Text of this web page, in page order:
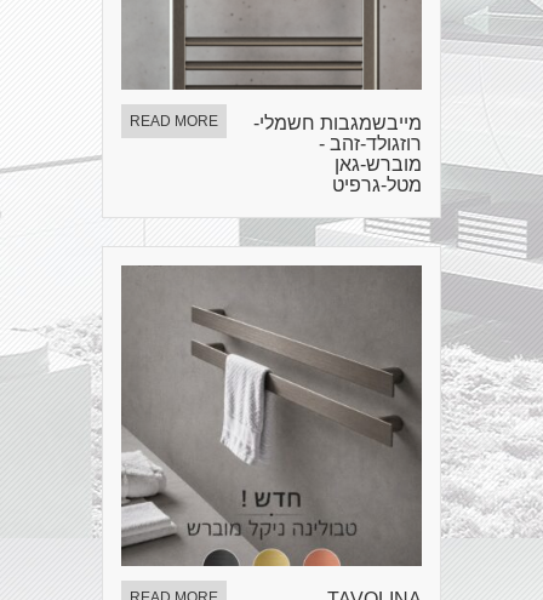
מייבשמגבות חשמלי-
רוזגולד-זהב -
מוברש-גאן
מטל-גרפיט
READ MORE